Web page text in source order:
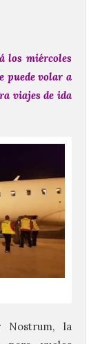
los miércoles
puede volar a
viajes de ida
Nostrum, la